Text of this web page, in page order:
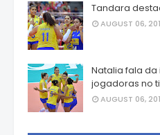
Tandara
AUGUST 06,
Natalia fala da
jogadoras no
AUGUST 06,